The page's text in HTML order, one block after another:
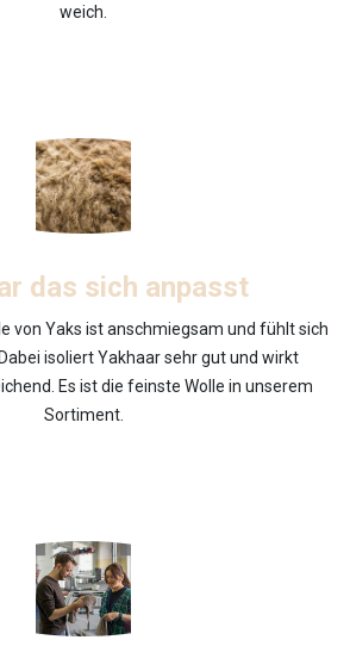
weich.
das sich anpasst
von Yaks ist anschmiegsam und fühlt sich
isoliert Yakhaar sehr gut und wirkt
Es ist die feinste Wolle in unserem
Sortiment.